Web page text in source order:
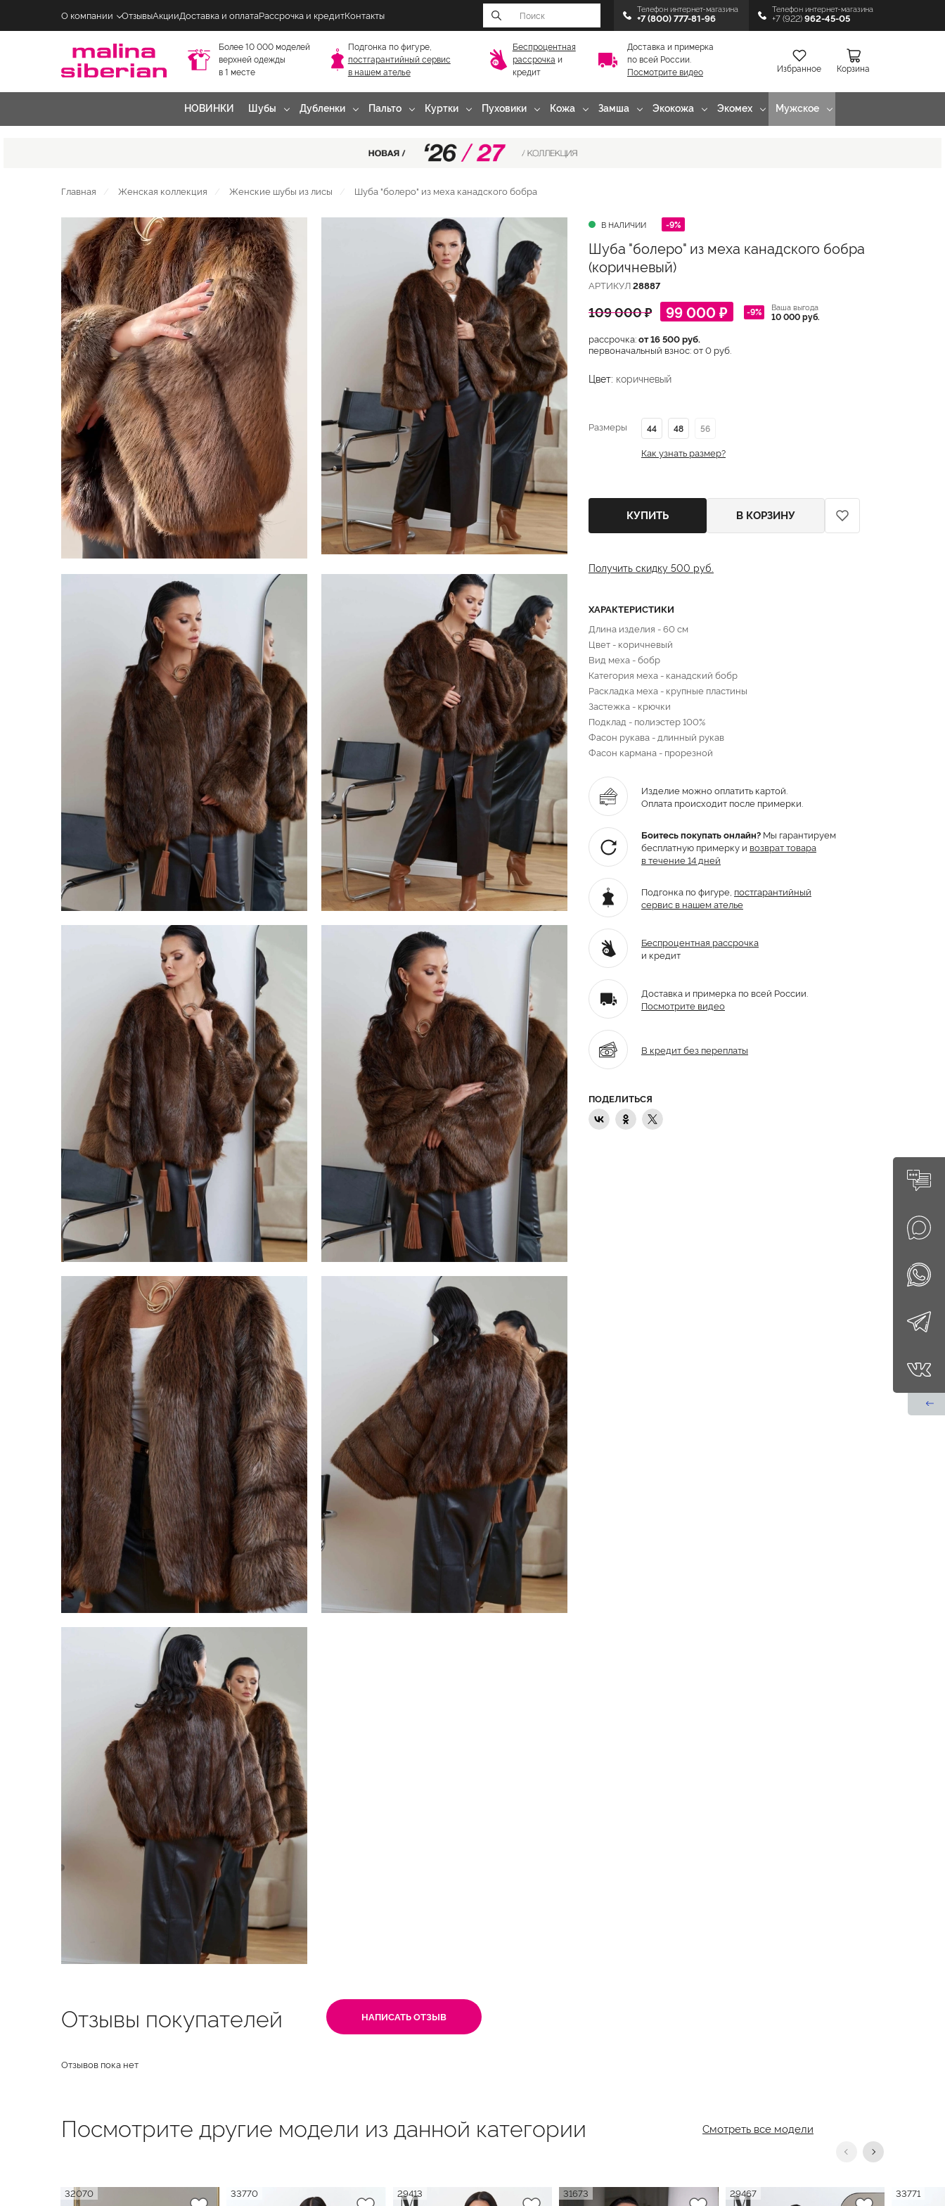
О компании ОтзывыАкцииДоставка и оплатаРассрочка и кредитКонтакты
Телефон интернет-магазина
+7 (800) 777-81-96
Телефон интернет-магазина
+7 (922) 962-45-05
Более 10 000 моделей
верхней одежды
в 1 месте
Подгонка по фигуре,
постгарантийный сервис
в нашем ателье
Беспроцентная
рассрочка и
кредит
Доставка и примерка
по всей России.
Посмотрите видео
Избранное Корзина
НОВИНКИ Шубы Дубленки Пальто Куртки Пуховики Кожа Замша Экокожа Экомех Мужское
Главная Женская коллекция Женские шубы из лисы Шуба "болеро" из меха канадского бобра
В НАЛИЧИИ -9%
Шуба "болеро" из меха канадского бобра
(коричневый)
АРТИКУЛ28887
109 000 ₽ 99 000 ₽ -9% Ваша выгода
10 000 руб.
рассрочка:от 16 500 руб.
первоначальный взнос: от 0 руб.
Цвет: коричневый
Размеры 44 48 56
Как узнать размер?
КУПИТЬ В КОРЗИНУ
Получить скидку 500 руб.
ХАРАКТЕРИСТИКИ
Длина изделия - 60 см
Цвет - коричневый
Вид меха - бобр
Категория меха - канадский бобр
Раскладка меха - крупные пластины
Застежка - крючки
Подклад - полиэстер 100%
Фасон рукава - длинный рукав
Фасон кармана - прорезной
Изделие можно оплатить картой.
Оплата происходит после примерки.
Боитесь покупать онлайн? Мы гарантируем
бесплатную примерку и возврат товара
в течение 14 дней
Подгонка по фигуре, постгарантийный
сервис в нашем ателье
Беспроцентная рассрочка
и кредит
Доставка и примерка по всей России.
Посмотрите видео
В кредит без переплаты
ПОДЕЛИТЬСЯ
Отзывы покупателей НАПИСАТЬ ОТЗЫВ
Отзывов пока нет
Посмотрите другие модели из данной категории Смотреть все модели
32070 33770 29413 31673 29467 33771